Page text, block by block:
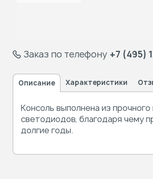
Заказ по телефону +7 (495)
Описание Характеристики
Консоль выполнена из прочного
светодиодов, благодаря чему
долгие годы.